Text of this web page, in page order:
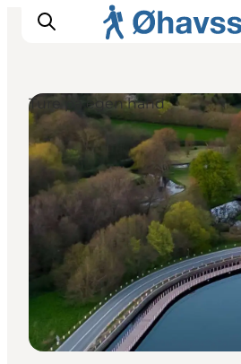
Inspiration
Vandreruter
Planlægning
Ture på egen hånd